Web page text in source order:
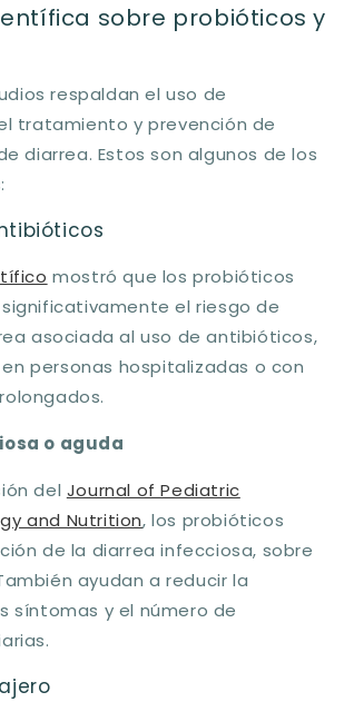
sobre probióticos y
respaldan el uso de
tratamiento y prevención de
diarrea. Estos son algunos de los
mostró que los probióticos
el riesgo de
asociada al uso de antibióticos,
personas hospitalizadas o con
o aguda
del Journal of Pediatric
and Nutrition, los probióticos
de la diarrea infecciosa, sobre
ayudan a reducir la
síntomas y el número de